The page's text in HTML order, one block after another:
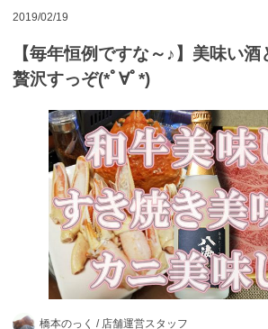
2019/02/19
【毎年恒例ですな～♪】美味い
贅沢すっぞ(*ﾟ∀ﾟ*)
橋本のっく / 店舗運営スタッフ